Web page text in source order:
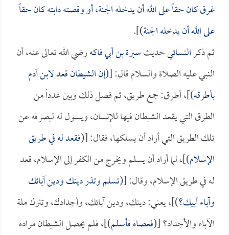
غرق كان حقاً على الله أن يدخله الجنة، أو وقصته دابته كان حقاً
على الله أن يدخله الجنة)].
ثم ذكرالنسائيحديثسبرة بن أبي فاكهرضي الله تعالى عنه، أن
النبي عليه الصلاة والسلام قال: [(إن الشيطان قعد لابن آدم
بأطرقه)]، أطرق: جمع طريق، ثم فصل ذلك وبين عدداً من
الطرق التي يقعد الشيطان فيها للإنسان، ويسول له ليصرفه عن
تلك الطريق التي أراد أن يسلكها، فقال: [(فقعد له في طريق
الإسلام)]، لما أراد أن يسلم ويخرج من الكفر إلى الإسلام، قعد
له في طريق الإسلام، وقال: [(تسلم وتذر دينك ودين آبائك
وآباء أبيك؟)]، يعني: دينك، ودين آبائك، وأجدادك، وتترك ملة
الآباء والأجداد؟ [(فعصاه فأسلم)]، فلم يحصل الشيطان مراده